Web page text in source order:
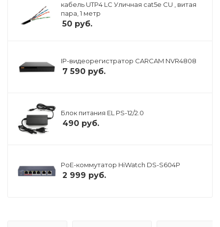
кабель UTP4 LC Уличная cat5e CU , витая
пара, 1 метр
50 руб.
IP-видеорегистратор CARCAM NVR4808
7 590 руб.
Блок питания EL PS-12/2.0
490 руб.
PoE-коммутатор HiWatch DS-S604P
2 999 руб.